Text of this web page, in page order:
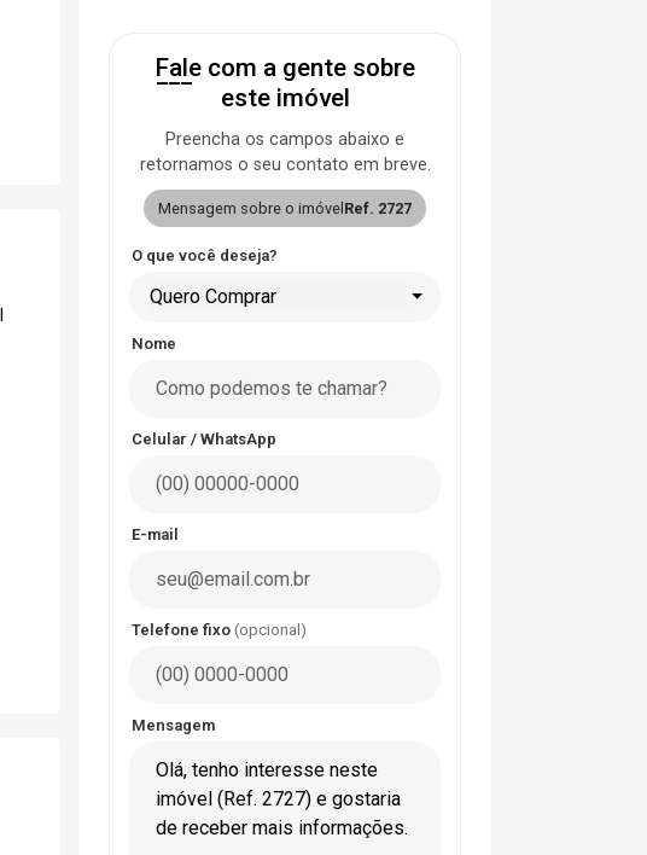
Fale com a gente sobre
este imóvel
Preencha os campos abaixo e
retornamos o seu contato em breve.
Mensagem sobre o imóvel Ref. 2727
O que você deseja?
Quero Comprar
Nome
Celular / WhatsApp
E-mail
Telefone fixo (opcional)
Mensagem